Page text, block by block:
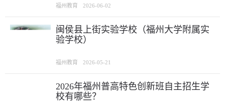
福州教育 2026-06-02
闽侯县上街实验学校（福州大学附属实
验学校）
福州教育 2026-05-21
2026年福州普高特色创新班自主招生学
校有哪些？